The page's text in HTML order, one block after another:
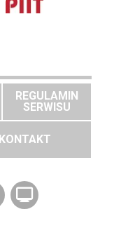
REGULAMIN
SERWISU
KONTAKT